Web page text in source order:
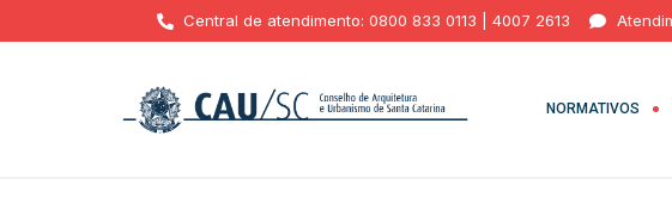
Central de atendimento: 0800 833 0113 | 4007 2613
NORMATIVOS